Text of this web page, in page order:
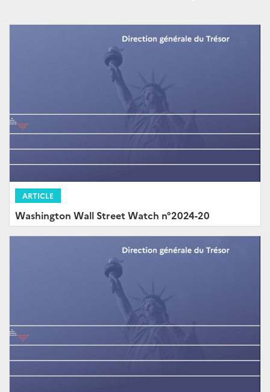
ARTICLE
Washington Wall Street Watch n°2024-20